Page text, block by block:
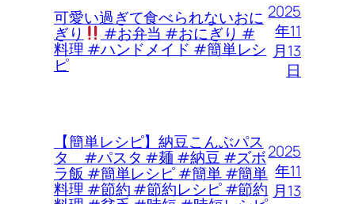
可愛い過ぎて食べられないおに
ぎり #お弁当 #おにぎり #
料理 #ハンドメイド #簡単レシ
ピ
2025
年11
月13
日
【簡単レシピ】納豆こんぶパス
タ #パスタ #麺 #納豆 #ズボ
ラ飯 #簡単レシピ #簡単 #簡単
料理 #節約 #節約レシピ #節約
2025
年11
月13